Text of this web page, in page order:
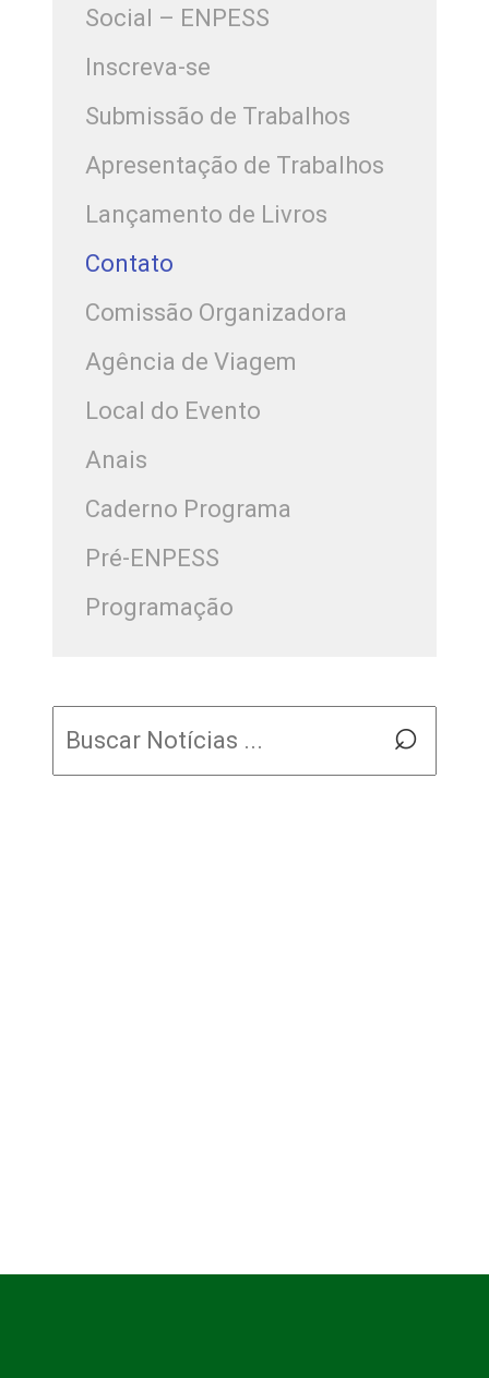
Social – ENPESS
Inscreva-se
Submissão de Trabalhos
Apresentação de Trabalhos
Lançamento de Livros
Contato
Comissão Organizadora
Agência de Viagem
Local do Evento
Anais
Caderno Programa
Pré-ENPESS
Programação
por:
⌕